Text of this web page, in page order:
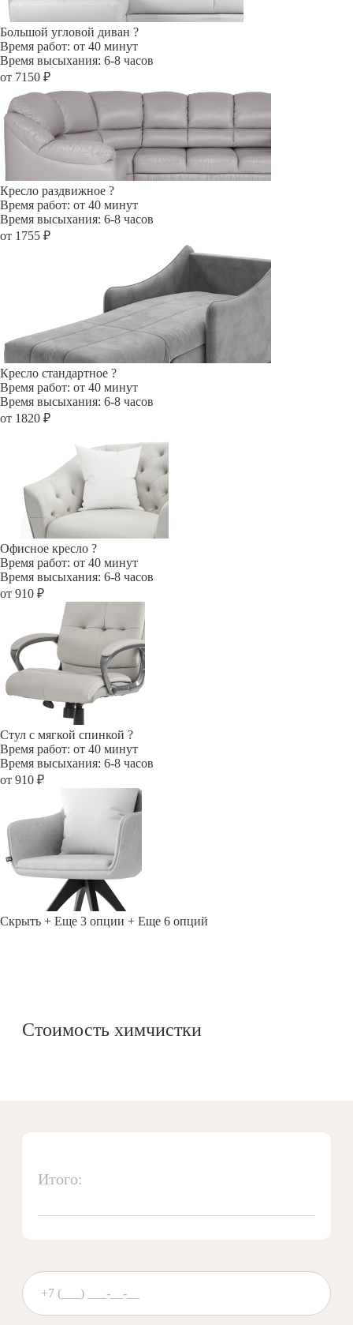
Большой угловой диван ?
Время работ: от 40 минут
Время высыхания: 6-8 часов
от 7150 ₽
Кресло раздвижное ?
Время работ: от 40 минут
Время высыхания: 6-8 часов
от 1755 ₽
Кресло стандартное ?
Время работ: от 40 минут
Время высыхания: 6-8 часов
от 1820 ₽
Офисное кресло ?
Время работ: от 40 минут
Время высыхания: 6-8 часов
от 910 ₽
Стул с мягкой спинкой ?
Время работ: от 40 минут
Время высыхания: 6-8 часов
от 910 ₽
Скрыть + Еще 3 опции + Еще 6 опций
Стоимость химчистки
Итого: